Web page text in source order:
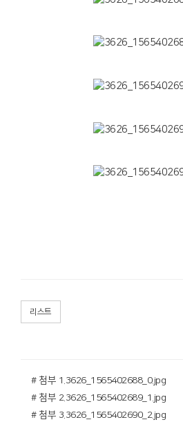
리스트
# 첨부 1.3626_1565402688_0.jpg
# 첨부 2.3626_1565402689_1.jpg
# 첨부 3.3626_1565402690_2.jpg